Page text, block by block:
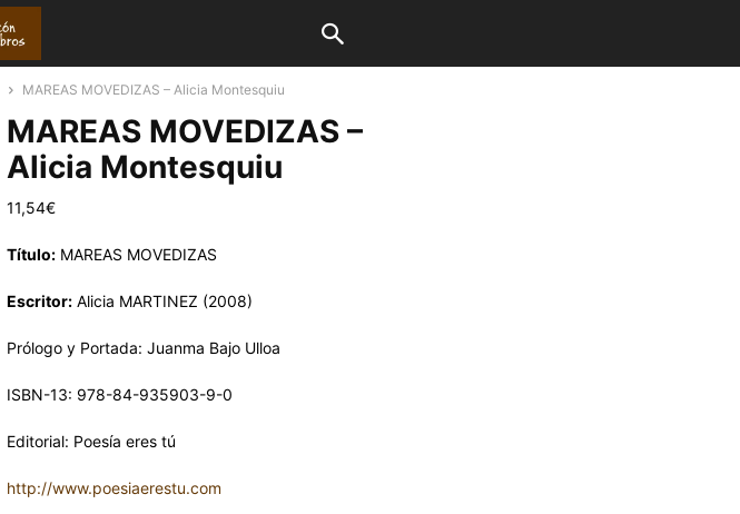
MAREAS MOVEDIZAS – Alicia Montesquiu
MAREAS MOVEDIZAS –
Alicia Montesquiu
11,54€
Título: MAREAS MOVEDIZAS
Escritor: Alicia MARTINEZ (2008)
Prólogo y Portada: Juanma Bajo Ulloa
ISBN-13: 978-84-935903-9-0
Editorial: Poesía eres tú
http://www.poesiaerestu.com